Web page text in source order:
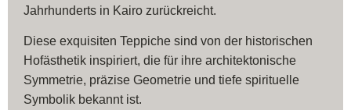
Jahrhunderts in Kairo zurückreicht.
Diese exquisiten Teppiche sind von der historischen
Hofästhetik inspiriert, die für ihre architektonische
Symmetrie, präzise Geometrie und tiefe spirituelle
Symbolik bekannt ist.